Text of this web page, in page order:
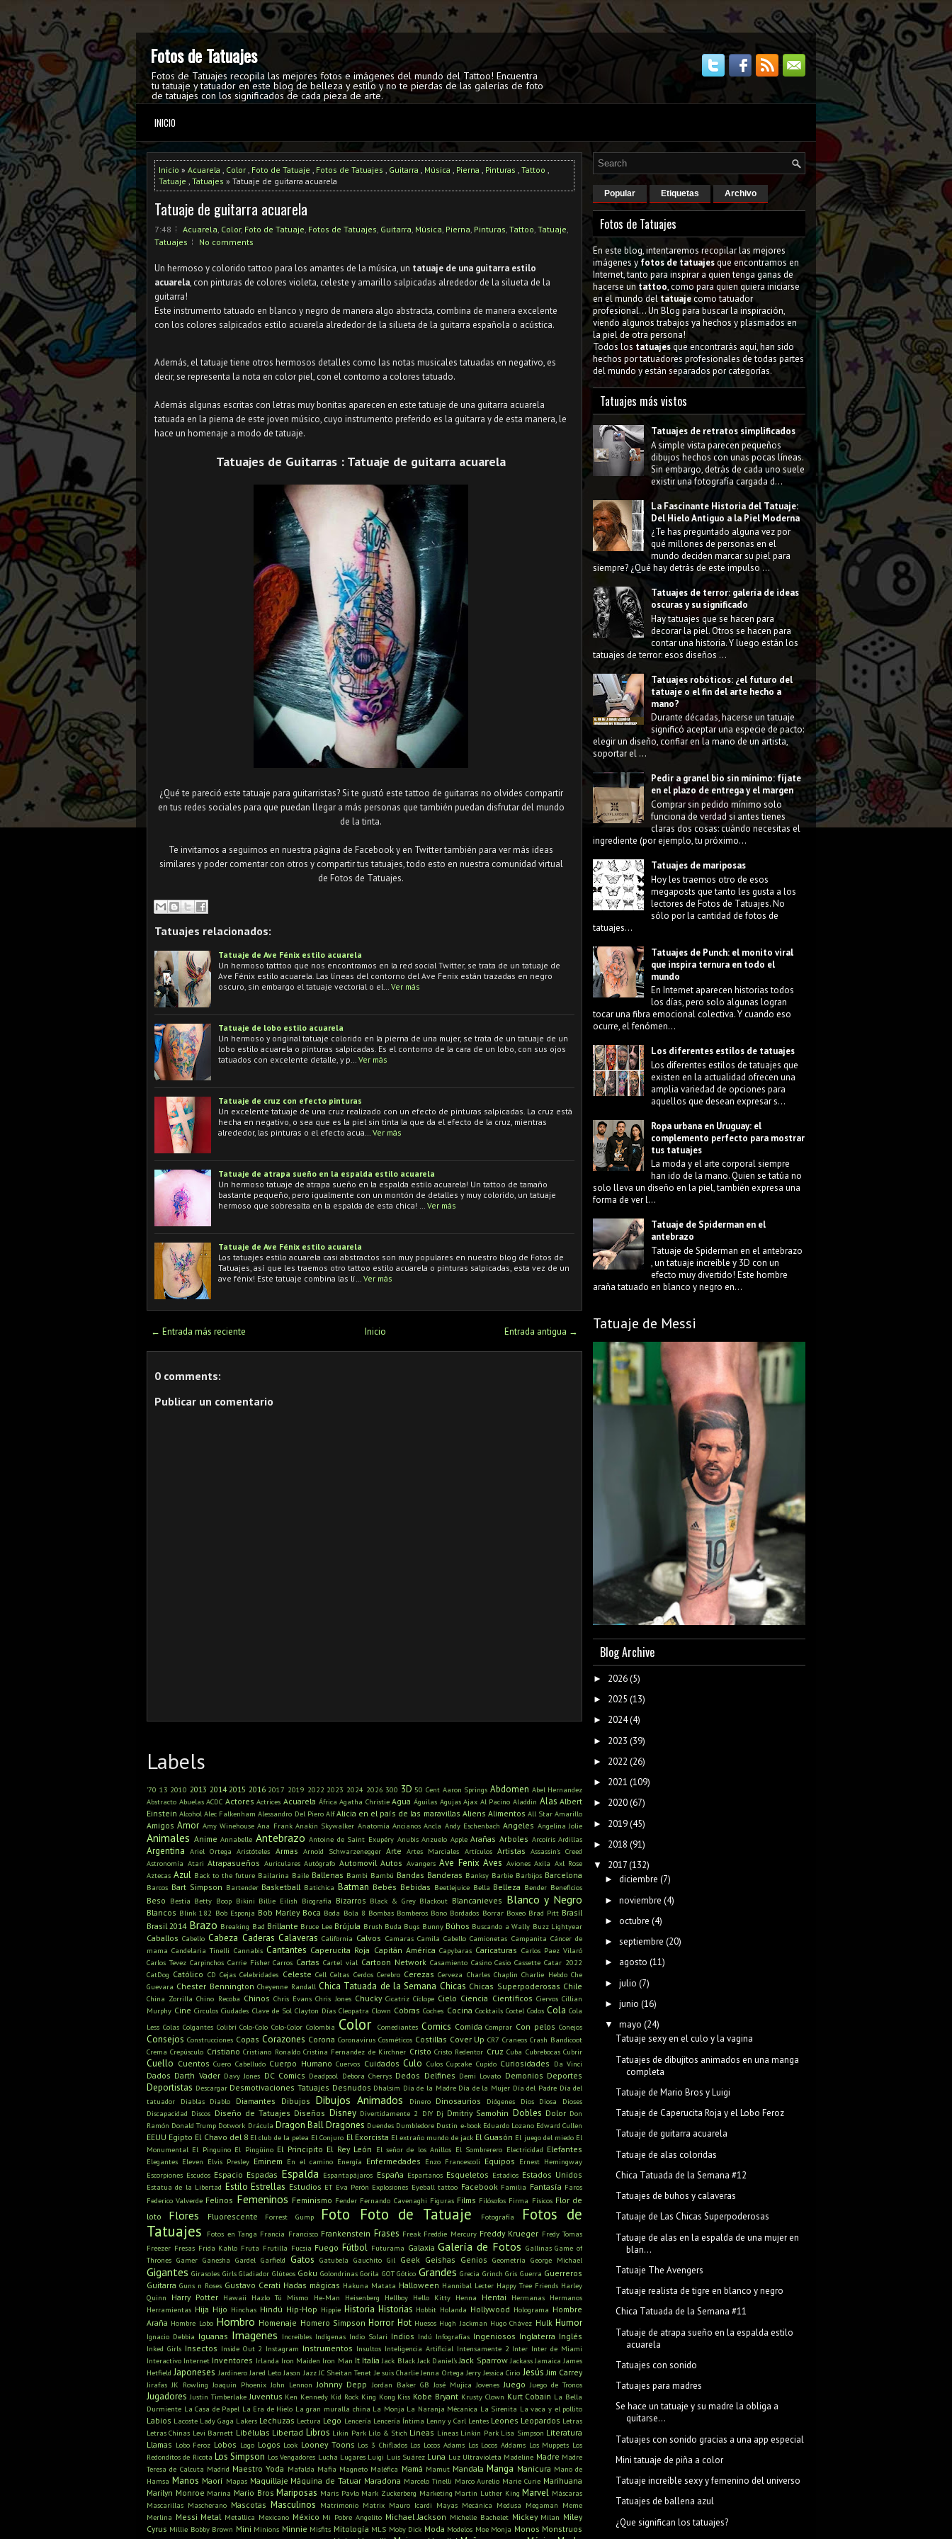
Fotos de Tatuajes
Fotos de Tatuajes recopila las mejores fotos e imágenes del mundo del Tattoo! Encuentra
tu tatuaje y tatuador en este blog de belleza y estilo y no te pierdas de las galerías de foto
de tatuajes con los significados de cada pieza de arte.
INICIO
Inicio » Acuarela , Color , Foto de Tatuaje , Fotos de Tatuajes , Guitarra , Música , Pierna , Pinturas , Tattoo ,
Tatuaje , Tatuajes » Tatuaje de guitarra acuarela
Tatuaje de guitarra acuarela
7:48 Acuarela, Color, Foto de Tatuaje, Fotos de Tatuajes, Guitarra, Música, Pierna, Pinturas, Tattoo, Tatuaje,
Tatuajes
No comments
Un hermoso y colorido tattoo para los amantes de la música, un tatuaje de una guitarra estilo
acuarela, con pinturas de colores violeta, celeste y amarillo salpicadas alrededor de la silueta de la
guitarra!
Este instrumento tatuado en blanco y negro de manera algo abstracta, combina de manera excelente
con los colores salpicados estilo acuarela alrededor de la silueta de la guitarra española o acústica.
Además, el tatuaje tiene otros hermosos detalles como las notas musicales tatuadas en negativo, es
decir, se representa la nota en color piel, con el contorno a colores tatuado.
Además algunas escritas con letras muy bonitas aparecen en este tatuaje de una guitarra acuarela
tatuada en la pierna de este joven músico, cuyo instrumento preferido es la guitarra y de esta manera, le
hace un homenaje a modo de tatuaje.
Tatuajes de Guitarras : Tatuaje de guitarra acuarela
¿Qué te pareció este tatuaje para guitarristas? Si te gustó este tattoo de guitarras no olvides compartir
en tus redes sociales para que puedan llegar a más personas que también puedan disfrutar del mundo
de la tinta.
Te invitamos a seguirnos en nuestra página de Facebook y en Twitter también para ver más ideas
similares y poder comentar con otros y compartir tus tatuajes, todo esto en nuestra comunidad virtual
de Fotos de Tatuajes.
Tatuajes relacionados:
Tatuaje de Ave Fénix estilo acuarela
Un hermoso tatttoo que nos encontramos en la red social Twitter, se trata de un tatuaje de
Ave Fénix estilo acuarela. Las líneas del contorno del Ave Fenix están trazadas en negro
oscuro, sin embargo el tatuaje vectorial o el…
Ver más
Tatuaje de lobo estilo acuarela
Un hermoso y original tatuaje colorido en la pierna de una mujer, se trata de un tatuaje de un
lobo estilo acuarela o pinturas salpicadas. Es el contorno de la cara de un lobo, con sus ojos
tatuados con excelente detalle, y p…
Ver más
Tatuaje de cruz con efecto pinturas
Un excelente tatuaje de una cruz realizado con un efecto de pinturas salpicadas. La cruz está
hecha en negativo, o sea que es la piel sin tinta la que da el efecto de la cruz, mientras
alrededor, las pinturas o el efecto acua…
Ver más
Tatuaje de atrapa sueño en la espalda estilo acuarela
Un hermoso tatuaje de atrapa sueño en la espalda estilo acuarela! Un tattoo de tamaño
bastante pequeño, pero igualmente con un montón de detalles y muy colorido, un tatuaje
hermoso que sobresalta en la espalda de esta chica! …
Ver más
Tatuaje de Ave Fénix estilo acuarela
Los tatuajes estilo acuarela casi abstractos son muy populares en nuestro blog de Fotos de
Tatuajes, así que les traemos otro tattoo estilo acuarela o pinturas salpicadas, esta vez de un
ave fénix! Este tatuaje combina las lí…
Ver más
← Entrada más reciente Entrada antigua →
Inicio
0 comments:
Publicar un comentario
Labels
'70 13 2010 2013 2014 2015 2016 2017 2019 2022 2023 2024 2026 300 3D 50 Cent Aaron Springs Abdomen Abel Hernandez
Abstracto Abuelas ACDC Actores Actrices Acuarela África Agatha Christie Agua Águilas Agujas Ajax Al Pacino Aladdin Alas Albert
Einstein Alcohol Alec Falkenham Alessandro Del Piero Alf Alicia en el país de las maravillas Aliens Alimentos All Star Amarillo
Amigos Amor Amy Winehouse Ana Frank Anakin Skywalker Anatomía Ancianos Ancla Andy Eschenbach Angeles Angelina Jolie
Animales Anime Annabelle Antebrazo Antoine de Saint Exupéry Anubis Anzuelo Apple Arañas Arboles Arcoíris Ardillas
Argentina Ariel Ortega Aristóteles Armas Arnold Schwarzenegger Arte Artes Marciales Artículos Artistas Assassin's Creed
Astronomía Atari Atrapasueños Auriculares Autógrafo Automovil Autos Avangers Ave Fenix Aves Aviones Axila Axl Rose
Aztecas Azul Back to the future Bailarina Baile Ballenas Bambi Bambú Bandas Banderas Banksy Barbie Barbijos Barcelona
Barcos Bart Simpson Bartender Basketball Batichica Batman Bebés Bebidas Beetlejuice Bella Belleza Bender Beneficios
Beso Bestia Betty Boop Bikini Billie Eilish Biografía Bizarros Black & Grey Blackout Blancanieves Blanco y Negro
Blancos Blink 182 Bob Esponja Bob Marley Boca Boda Bola 8 Bombas Bomberos Bono Bordados Borrar Boxeo Brad Pitt Brasil
Brasil 2014 Brazo Breaking Bad Brillante Bruce Lee Brújula Brush Buda Bugs Bunny Búhos Buscando a Wally Buzz Lightyear
Caballos Cabello Cabeza Caderas Calaveras California Calvos Camaras Camila Cabello Camionetas Campanita Cáncer de
mama Candelaria Tinelli Cannabis Cantantes Caperucita Roja Capitán América Capybaras Caricaturas Carlos Paez Vilaró
Carlos Tevez Carpinchos Carrie Fisher Carros Cartas Cartel víal Cartoon Network Casamiento Casino Casio Cassette Catar 2022
CatDog Católico CD Cejas Celebridades Celeste Cell Celtas Cerdos Cerebro Cerezas Cerveza Charles Chaplin Charlie Hebdo Che
Guevara Chester Bennington Cheyenne Randall Chica Tatuada de la Semana Chicas Chicas Superpoderosas Chile
China Zorrilla Chino Recoba Chinos Chris Evans Chris Jones Chucky Cicatriz Cíclope Cielo Ciencia Científicos Ciervos Cillian
Murphy Cine Circulos Ciudades Clave de Sol Clayton Días Cleopatra Clown Cobras Coches Cocina Cocktails Coctel Codos Cola Cola
Less Colas Colgantes Colibrí Colo-Colo Colo-Color Colombia Color Comediantes Comics Comida Comprar Con pelos Conejos
Consejos Construcciones Copas Corazones Corona Coronavirus Cosméticos Costillas Cover Up CR7 Craneos Crash Bandicoot
Crema Crepúsculo Cristiano Cristiano Ronaldo Cristina Fernandez de Kirchner Cristo Cristo Redentor Cruz Cuba Cubrebocas Cubrir
Cuello Cuentos Cuero Cabelludo Cuerpo Humano Cuervos Cuidados Culo Culos Cupcake Cupido Curiosidades Da Vinci
Dados Darth Vader Davy Jones DC Comics Deadpool Debora Cherrys Dedos Delfines Demi Lovato Demonios Deportes
Deportistas Descargar Desmotivaciones Tatuajes Desnudos Dhalsim Día de la Madre Día de la Mujer Día del Padre Día del
tatuador
Diablas Diablo Diamantes Dibujos Dibujos Animados Dinero Dinosaurios Diógenes Dios Diosa
Dioses
Discapacidad Discos Diseño de Tatuajes Diseños Disney Divertidamente 2 DIY Dj Dmitriy Samohin Dobles Dolor Don
Ramón Donald Trump Dotwork Drácula Dragon BallDragones Duendes Dumbledore Dustin e-book Eduardo Lozano Edward Cullen
EEUU Egipto El Chavo del 8 El club de la pelea El Conjuro El Exorcista El extraño mundo de jack El Guasón El juego del miedo El
Monumental El Pinguino El Pingüino El Principito El Rey León El señor de los Anillos El Sombrerero Electricidad Elefantes
Elegantes Eleven Elvis Presley Eminem En el camino Energía Enfermedades Enzo Francescoli Equipos Ernest Hemingway
Escorpiones Escudos Espacio Espadas Espalda Espantapájaros España Espartanos Esqueletos Estadios Estados Unidos
Estatua de la Libertad Estilo Estrellas Estudios ET Eva Perón Explosiones Eyeball tattoo Facebook Familia Fantasía Faros
Federico Valverde Felinos Femeninos Feminismo Fender Fernando Cavenaghi Figuras Films Filósofos Firma Físicos Flor de
loto
Flores Fluorescente Forrest Gump Foto Foto de Tatuaje Fotografía
Fotos de
Tatuajes
Fotos en Tanga Francia Francisco Frankenstein Frases Freak Freddie Mercury Freddy Krueger Fredy Tomas
Freezer Fresas Frida Kahlo Fruta Frutilla Fucsia Fuego Fútbol Futurama Galaxia Galería de Fotos Gallinas Game of
Thrones Gamer Ganesha Gardel Garfield Gatos Gatubela Gauchito Gil Geek Geishas Genios Geometría George Michael
Gigantes Girasoles Girls Gladiador Glúteos Goku Golondrinas Gorila GOT Gótico Grandes Grecia Grinch Gris Guerra Guerreros
Guitarra Guns n Roses Gustavo Cerati Hadas mágicas Hakuna Matata Halloween Hannibal Lecter Happy Tree Friends Harley
Quinn
Harry Potter Hawaii Hazlo Tú Mismo He-Man Heisenberg Hellboy Hello Kitty Henna Hentai Hermanas Hermanos
Herramientas Hija Hijo Hinchas Hindú Hip-Hop Hippie Historia Historias Hobbit Holanda Hollywood Holograma Hombre
Araña Hombre Lobo Hombro Homenaje Homero Simpson Horror Hot Huesos Hugh Jackman Hugo Chávez Hulk Humor
Ignacio Debbia Iguanas Imagenes Increíbles Indígenas Indio Solari Indios Indú Infografías Ingeniosos Inglaterra Inglés
Inked Girls Insectos Inside Out 2 Instagram Instrumentos Insultos Inteligencia Artificial Intensamente 2 Inter Inter de Miami
Interactivo Internet Inventores Irlanda Iron Maiden Iron Man It Italia Jack Black Jack Daniel's Jack Sparrow Jackass Jamaica James
Hetfield Japoneses Jardinero Jared Leto Jason Jazz JC Sheitan Tenet Je suis Charlie Jenna Ortega Jerry Jessica Cirio Jesús Jim Carrey
Jirafas JK Rowling Joaquin Phoenix John Lennon Johnny Depp Jordan Baker GB José Mujica Jovenes Juego Juego de Tronos
Jugadores Justin Timberlake Juventus Ken Kennedy Kid Rock King Kong Kiss Kobe Bryant Krusty Clown Kurt Cobain La Bella
Durmiente La Casa de Papel La Era de Hielo La gran muralla china La Monja La Naranja Mécanica La Sirenita La vaca y el pollito
Labios Lacoste Lady Gaga Lakers Lechuzas Lectura Lego Lencería Lencería Íntima Lenny y Carl Lentes Leones Leopardos Letras
Letras Chinas Levi Barnett Libélulas Libertad Libros Likin Park Lilo & Stich Lineas Líneas Linkin Park Lisa Simpson Literatura
Llamas Lobo Feroz Lobos Logo Logos Look Looney Toons Los 3 Chiflados Los Locos Adams Los Locos Addams Los Muppets Los
Redonditos de Ricota Los Simpson Los Vengadores Lucha Lugares Luigi Luis Suárez Luna Luz Ultravioleta Madeline Madre Madre
Teresa de Calcuta Madrid Maestro Yoda Mafalda Mafia Magneto Maléfica Mamá Mamut Mandala Manga Manicura Mano de
Hamsa Manos Maorí Mapas Maquillaje Máquina de Tatuar Maradona Marcelo Tinelli Marco Aurelio Marie Curie Marihuana
Marilyn Monroe Marina Mario Bros Mariposas Maris Pavlo Mark Zuckerberg Marketing Martin Luther King Marvel Máscaras
Mascarillas Mascherano Mascotas Masculinos Matrimonio Matrix Mauro Icardi Mayas Mecánica Medusa Megaman Meme
Merlina Messi Metal Metallica Mexicano México Mi Pobre Angelito Michael Jackson Michelle Bachelet Mickey Milan Miley
Cyrus Millie Bobby Brown Mini Minions Minnie Misfits Mitología MLS Moby Dick Moda Modelos Moe Monja Monos Monstruos
Popular Etiquetas Archivo
Fotos de Tatuajes
En este blog, intentaremos recopilar las mejores
imágenes y fotos de tatuajesque encontramos en
Internet, tanto para inspirar a quien tenga ganas de
hacerse un tattoo, como para quien quiera iniciarse
en el mundo del tatuajecomo tatuador
profesional... Un Blog para buscar la inspiración,
viendo algunos trabajos ya hechos y plasmados en
la piel de otra persona!
Todos los tatuajesque encontrarás aquí, han sido
hechos por tatuadores profesionales de todas partes
del mundo y están separados por categorías.
Tatuajes más vistos
Tatuajes de retratos simplificados
A simple vista parecen pequeños
dibujos hechos con unas pocas líneas.
Sin embargo, detrás de cada uno suele
existir una fotografía cargada d...
La Fascinante Historia del Tatuaje:
Del Hielo Antiguo a la Piel Moderna
¿Te has preguntado alguna vez por
qué millones de personas en el
mundo deciden marcar su piel para
siempre? ¿Qué hay detrás de este impulso ...
Tatuajes de terror: galería de ideas
oscuras y su significado
Hay tatuajes que se hacen para
decorar la piel. Otros se hacen para
contar una historia. Y luego están los
tatuajes de terror: esos diseños ...
Tatuajes robóticos: ¿el futuro del
tatuaje o el fin del arte hecho a
mano?
Durante décadas, hacerse un tatuaje
significó aceptar una especie de pacto:
elegir un diseño, confiar en la mano de un artista,
soportar el ...
Pedir a granel bio sin mínimo: fíjate
en el plazo de entrega y el margen
Comprar sin pedido mínimo solo
funciona de verdad si antes tienes
claras dos cosas: cuándo necesitas el
ingrediente (por ejemplo, tu próximo...
Tatuajes de mariposas
Hoy les traemos otro de esos
megaposts que tanto les gusta a los
lectores de Fotos de Tatuajes. No
sólo por la cantidad de fotos de
tatuajes...
Tatuajes de Punch: el monito viral
que inspira ternura en todo el
mundo
En Internet aparecen historias todos
los días, pero solo algunas logran
tocar una fibra emocional colectiva. Y cuando eso
ocurre, el fenómen...
Los diferentes estilos de tatuajes
Los diferentes estilos de tatuajes que
existen en la actualidad ofrecen una
amplia variedad de opciones para
aquellos que desean expresar s...
Ropa urbana en Uruguay: el
complemento perfecto para mostrar
tus tatuajes
La moda y el arte corporal siempre
han ido de la mano. Quien se tatúa no
solo lleva un diseño en la piel, también expresa una
forma de ver l...
Tatuaje de Spiderman en el
antebrazo
Tatuaje de Spiderman en el antebrazo
, un tatuaje increíble y 3D con un
efecto muy divertido! Este hombre
araña tatuado en blanco y negro en...
Tatuaje de Messi
Blog Archive
► 2026(5)
► 2025 (13)
► 2024(4)
► 2023 (39)
► 2022 (26)
► 2021 (109)
► 2020(67)
► 2019(45)
► 2018 (91)
▼ 2017(132)
► diciembre (7)
► noviembre (4)
► octubre (4)
► septiembre (20)
► agosto (11)
► julio (7)
► junio (16)
▼ mayo (24)
Tatuaje sexy en el culo y la vagina
Tatuajes de dibujitos animados en una manga
completa
Tatuaje de Mario Bros y Luigi
Tatuaje de Caperucita Roja y el Lobo Feroz
Tatuaje de guitarra acuarela
Tatuaje de alas coloridas
Chica Tatuada de la Semana #12
Tatuajes de buhos y calaveras
Tatuaje de Las Chicas Superpoderosas
Tatuaje de alas en la espalda de una mujer en
blan...
Tatuaje The Avengers
Tatuaje realista de tigre en blanco y negro
Chica Tatuada de la Semana #11
Tatuaje de atrapa sueño en la espalda estilo
acuarela
Tatuajes con sonido
Tatuajes para madres
Se hace un tatuaje y su madre la obliga a
quitarse...
Tatuajes con sonido gracias a una app especial
Mini tatuaje de piña a color
Tatuaje increíble sexy y femenino del universo
Tatuajes de ballena azul
¿Que significan los tatuajes?